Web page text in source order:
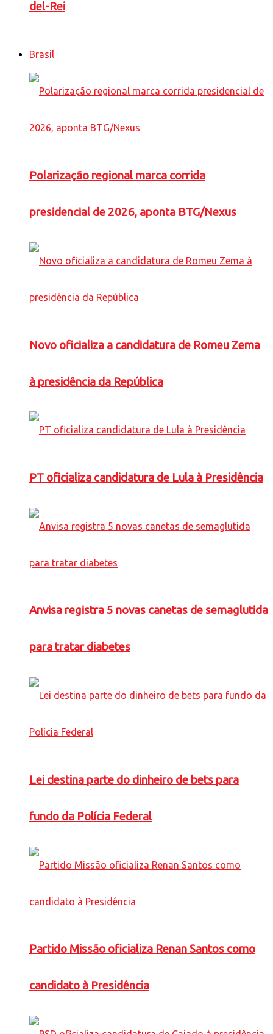
del-Rei
Brasil
Polarização regional marca corrida
presidencial de 2026, aponta BTG/Nexus
Novo oficializa a candidatura de Romeu Zema
à presidência da República
PT oficializa candidatura de Lula à Presidência
Anvisa registra 5 novas canetas de semaglutida
para tratar diabetes
Lei destina parte do dinheiro de bets para
fundo da Polícia Federal
Partido Missão oficializa Renan Santos como
candidato à Presidência